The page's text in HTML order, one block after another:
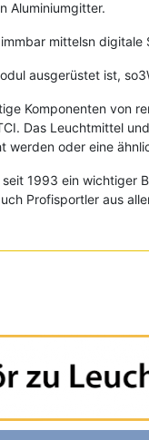
Aluminiumgitter.
mittelsn digitale
ausgerüstet ist,
Komponenten von
Das Leuchtmittel
oder eine
1993 ein wichtiger
Profisportler aus